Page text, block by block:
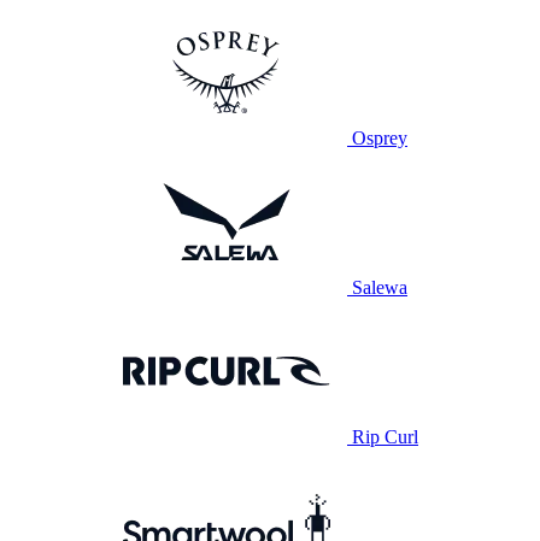
Osprey
Salewa
Rip Curl